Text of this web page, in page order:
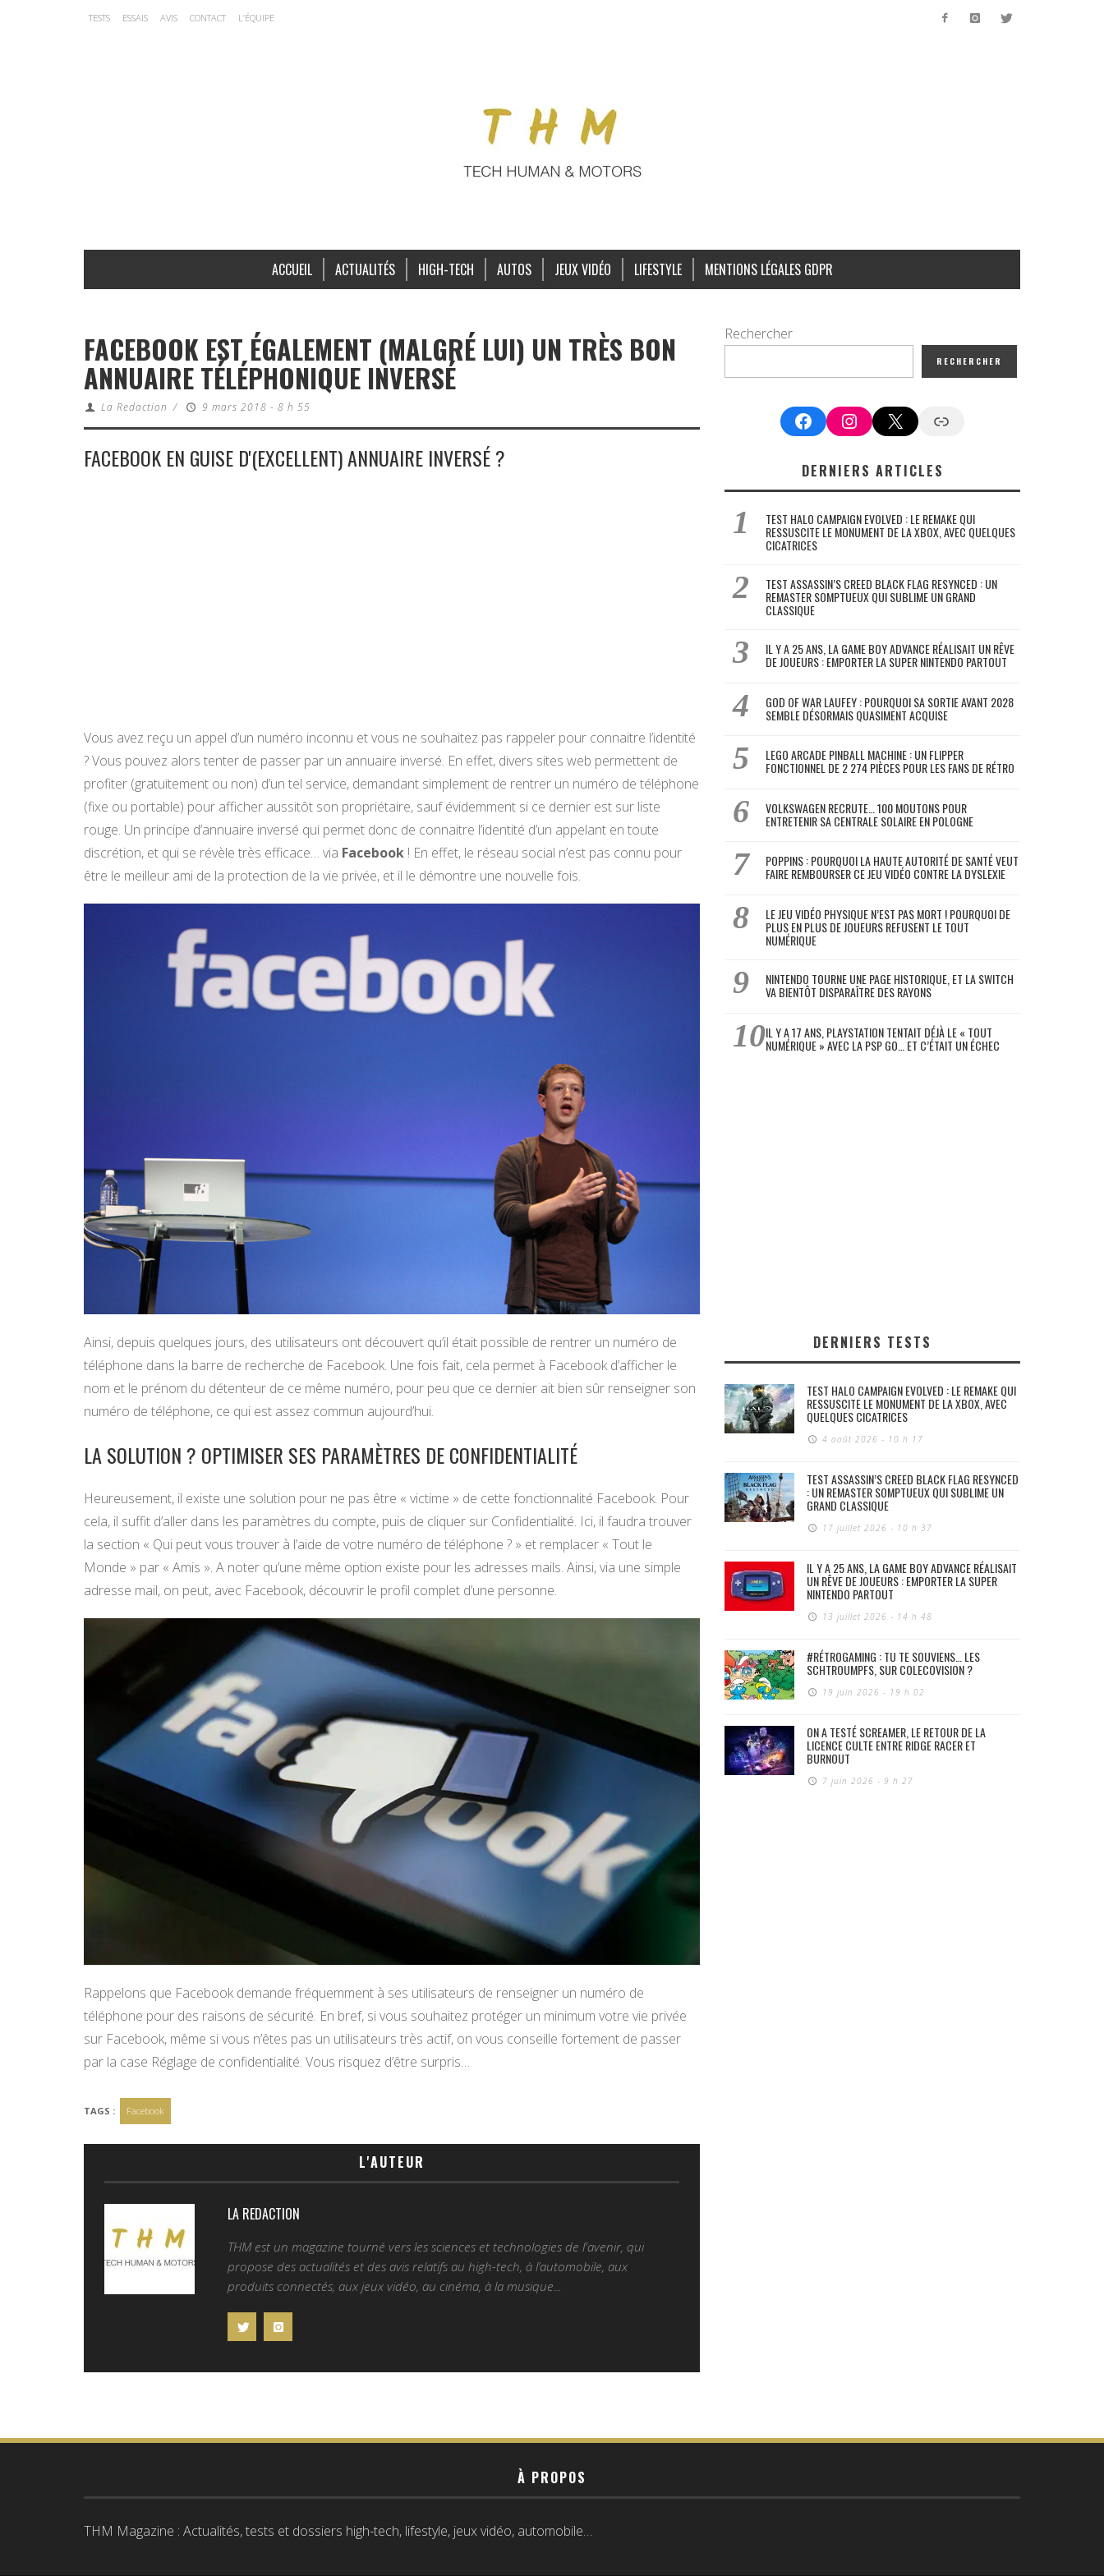
TESTS ESSAIS AVIS CONTACT L’ÉQUIPE
ACCUEIL ACTUALITÉS HIGH-TECH AUTOS JEUX VIDÉO LIFESTYLE MENTIONS LÉGALES GDPR
FACEBOOK EST ÉGALEMENT (MALGRÉ LUI) UN TRÈS BON
ANNUAIRE TÉLÉPHONIQUE INVERSÉ
La Redaction / 9 mars 2018 - 8 h 55
FACEBOOK EN GUISE D'(EXCELLENT) ANNUAIRE INVERSÉ ?
Vous avez reçu un appel d’un numéro inconnu et vous ne souhaitez pas rappeler pour connaitre l’identité
? Vous pouvez alors tenter de passer par un annuaire inversé. En effet, divers sites web permettent de
profiter (gratuitement ou non) d’un tel service, demandant simplement de rentrer un numéro de téléphone
(fixe ou portable) pour afficher aussitôt son propriétaire, sauf évidemment si ce dernier est sur liste
rouge. Un principe d’annuaire inversé qui permet donc de connaitre l’identité d’un appelant en toute
discrétion, et qui se révèle très efficace… via Facebook ! En effet, le réseau social n’est pas connu pour
être le meilleur ami de la protection de la vie privée, et il le démontre une nouvelle fois.
Ainsi, depuis quelques jours, des utilisateurs ont découvert qu’il était possible de rentrer un numéro de
téléphone dans la barre de recherche de Facebook. Une fois fait, cela permet à Facebook d’afficher le
nom et le prénom du détenteur de ce même numéro, pour peu que ce dernier ait bien sûr renseigner son
numéro de téléphone, ce qui est assez commun aujourd’hui.
LA SOLUTION ? OPTIMISER SES PARAMÈTRES DE CONFIDENTIALITÉ
Heureusement, il existe une solution pour ne pas être « victime » de cette fonctionnalité Facebook. Pour
cela, il suffit d’aller dans les paramètres du compte, puis de cliquer sur Confidentialité. Ici, il faudra trouver
la section « Qui peut vous trouver à l’aide de votre numéro de téléphone ? » et remplacer « Tout le
Monde » par « Amis ». A noter qu’une même option existe pour les adresses mails. Ainsi, via une simple
adresse mail, on peut, avec Facebook, découvrir le profil complet d’une personne.
Rappelons que Facebook demande fréquemment à ses utilisateurs de renseigner un numéro de
téléphone pour des raisons de sécurité. En bref, si vous souhaitez protéger un minimum votre vie privée
sur Facebook, même si vous n’êtes pas un utilisateurs très actif, on vous conseille fortement de passer
par la case Réglage de confidentialité. Vous risquez d’être surpris…
TAGS : Facebook
L'AUTEUR
LA REDACTION
THM est un magazine tourné vers les sciences et technologies de l'avenir, qui
propose des actualités et des avis relatifs au high-tech, à l’automobile, aux
produits connectés, aux jeux vidéo, au cinéma, à la musique...
Rechercher
RECHERCHER
FacebookInstagram
X Google News
DERNIERS ARTICLES
TEST HALO CAMPAIGN EVOLVED : LE REMAKE QUI
RESSUSCITE LE MONUMENT DE LA XBOX, AVEC QUELQUES
CICATRICES
TEST ASSASSIN’S CREED BLACK FLAG RESYNCED : UN
REMASTER SOMPTUEUX QUI SUBLIME UN GRAND
CLASSIQUE
IL Y A 25 ANS, LA GAME BOY ADVANCE RÉALISAIT UN RÊVE
DE JOUEURS : EMPORTER LA SUPER NINTENDO PARTOUT
GOD OF WAR LAUFEY : POURQUOI SA SORTIE AVANT 2028
SEMBLE DÉSORMAIS QUASIMENT ACQUISE
LEGO ARCADE PINBALL MACHINE : UN FLIPPER
FONCTIONNEL DE 2 274 PIÈCES POUR LES FANS DE RÉTRO
VOLKSWAGEN RECRUTE… 100 MOUTONS POUR
ENTRETENIR SA CENTRALE SOLAIRE EN POLOGNE
POPPINS : POURQUOI LA HAUTE AUTORITÉ DE SANTÉ VEUT
FAIRE REMBOURSER CE JEU VIDÉO CONTRE LA DYSLEXIE
LE JEU VIDÉO PHYSIQUE N’EST PAS MORT ! POURQUOI DE
PLUS EN PLUS DE JOUEURS REFUSENT LE TOUT
NUMÉRIQUE
NINTENDO TOURNE UNE PAGE HISTORIQUE, ET LA SWITCH
VA BIENTÔT DISPARAÎTRE DES RAYONS
IL Y A 17 ANS, PLAYSTATION TENTAIT DÉJÀ LE « TOUT
NUMÉRIQUE » AVEC LA PSP GO… ET C’ÉTAIT UN ÉCHEC
DERNIERS TESTS
TEST HALO CAMPAIGN EVOLVED : LE REMAKE QUI
RESSUSCITE LE MONUMENT DE LA XBOX, AVEC
QUELQUES CICATRICES
4 août 2026 - 10 h 17
TEST ASSASSIN’S CREED BLACK FLAG RESYNCED
: UN REMASTER SOMPTUEUX QUI SUBLIME UN
GRAND CLASSIQUE
17 juillet 2026 - 10 h 37
IL Y A 25 ANS, LA GAME BOY ADVANCE RÉALISAIT
UN RÊVE DE JOUEURS : EMPORTER LA SUPER
NINTENDO PARTOUT
13 juillet 2026 - 14 h 48
#RÉTROGAMING : TU TE SOUVIENS… LES
SCHTROUMPFS, SUR COLECOVISION ?
19 juin 2026 - 19 h 02
ON A TESTÉ SCREAMER, LE RETOUR DE LA
LICENCE CULTE ENTRE RIDGE RACER ET
BURNOUT
7 juin 2026 - 9 h 27
À PROPOS
THM Magazine : Actualités, tests et dossiers high-tech, lifestyle, jeux vidéo, automobile…